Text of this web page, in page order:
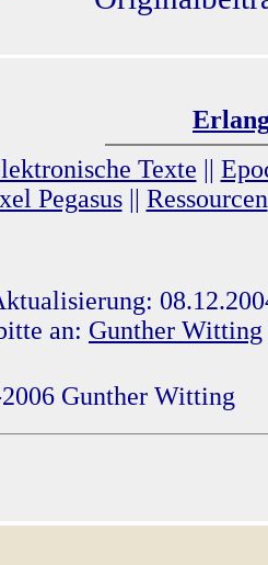
Texte ||
Pegasus|| Ressourcen
an: Gunther Witting
Gunther Witting